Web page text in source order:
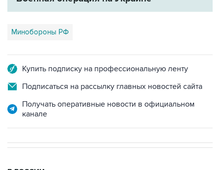
Минобороны РФ
Подписаться на рассылку главных новостей сайта
Получать оперативные новости в официальном